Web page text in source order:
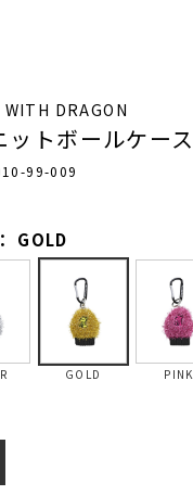
WITH DRAGON
ットボールケース
99-009
GOLD
GOLD PINK